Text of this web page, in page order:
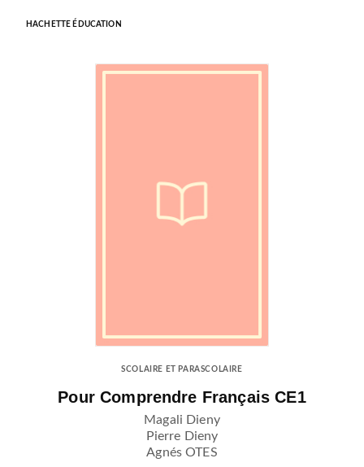
HACHETTE ÉDUCATION
SCOLAIRE ET PARASCOLAIRE
Pour Comprendre Français CE1
Magali Dieny
Pierre Dieny
Agnés OTES